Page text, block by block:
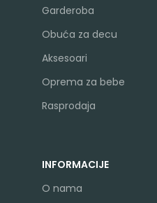
Garderoba
Obuća za decu
Aksesoari
Oprema za bebe
Rasprodaja
INFORMACIJE
O nama